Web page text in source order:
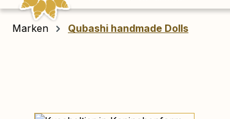
Marken Qubashi handmade Dolls